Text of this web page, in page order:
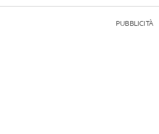
PUBBLICITÀ